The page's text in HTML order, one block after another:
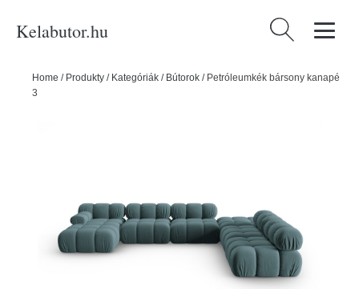
Kelabutor.hu Keresés:
Home / Produkty / Kategóriák / Bútorok / Petróleumkék bársony kanapé
379 cm Bellis – Micadoni Home